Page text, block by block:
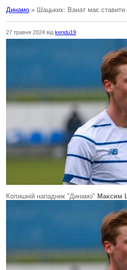
Динамо » Шацьких: Ванат має ставити
27 травня 2024 від kendu19
Колишній нападник "Динамо" Максим